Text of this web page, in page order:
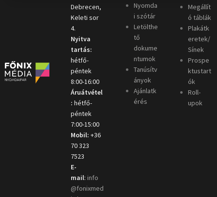
Debrecen,
Keleti sor
4.
Nyitva
tartás:
hétfő-
péntek
8:00-16:00
Áruátvétel
: hétfő-
péntek
7:00-15:00
Mobil: +36
70 323
7523
E-
mail: info
@fonixmed
Nyomda
i szótár
Letölthe
tő
dokume
ntumok
Tanúsítv
ányok
Ajánlatk
érés
Megállít
ó táblák
Plakátk
eretek/
Sínek
Prospe
ktustart
ók
Roll-
upok